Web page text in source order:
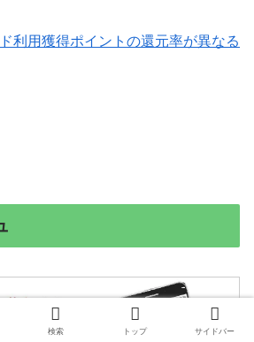
利用獲得ポイントの還元率が異なる
検索 トップ サイドバー